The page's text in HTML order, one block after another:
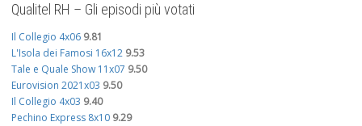
Qualitel RH – Gli episodi più votati
Il Collegio 4x06 9.81
L'Isola dei Famosi 16x12 9.53
Tale e Quale Show 11x07 9.50
Eurovision 2021x03 9.50
Il Collegio 4x03 9.40
Pechino Express 8x10 9.29